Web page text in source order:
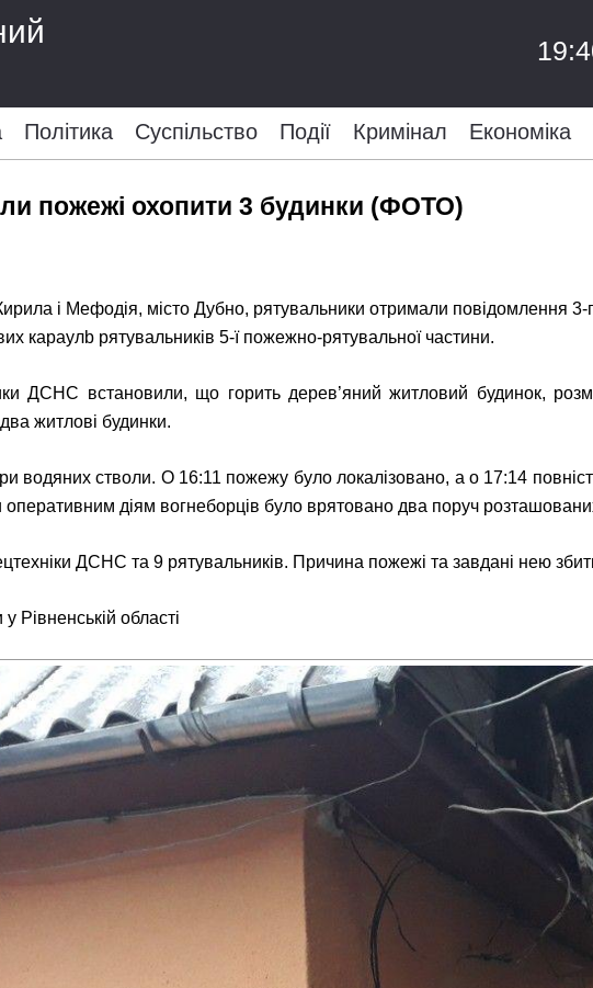
Політика Суспільство Події Кримінал Економіка
пожежі охопити 3 будинки (ФОТО)
і Мефодія, місто Дубно, рятувальники отримали повідомлення 3-
караулb рятувальників 5-ї пожежно-рятувальної частини.
ДСНС встановили, що горить дерев’яний житловий будинок,
житлові будинки.
водяних стволи. О 16:11 пожежу було локалізовано, а о 17:14
оперативним діям вогнеборців було врятовано два поруч
ДСНС та 9 рятувальників. Причина пожежі та завдані нею
області